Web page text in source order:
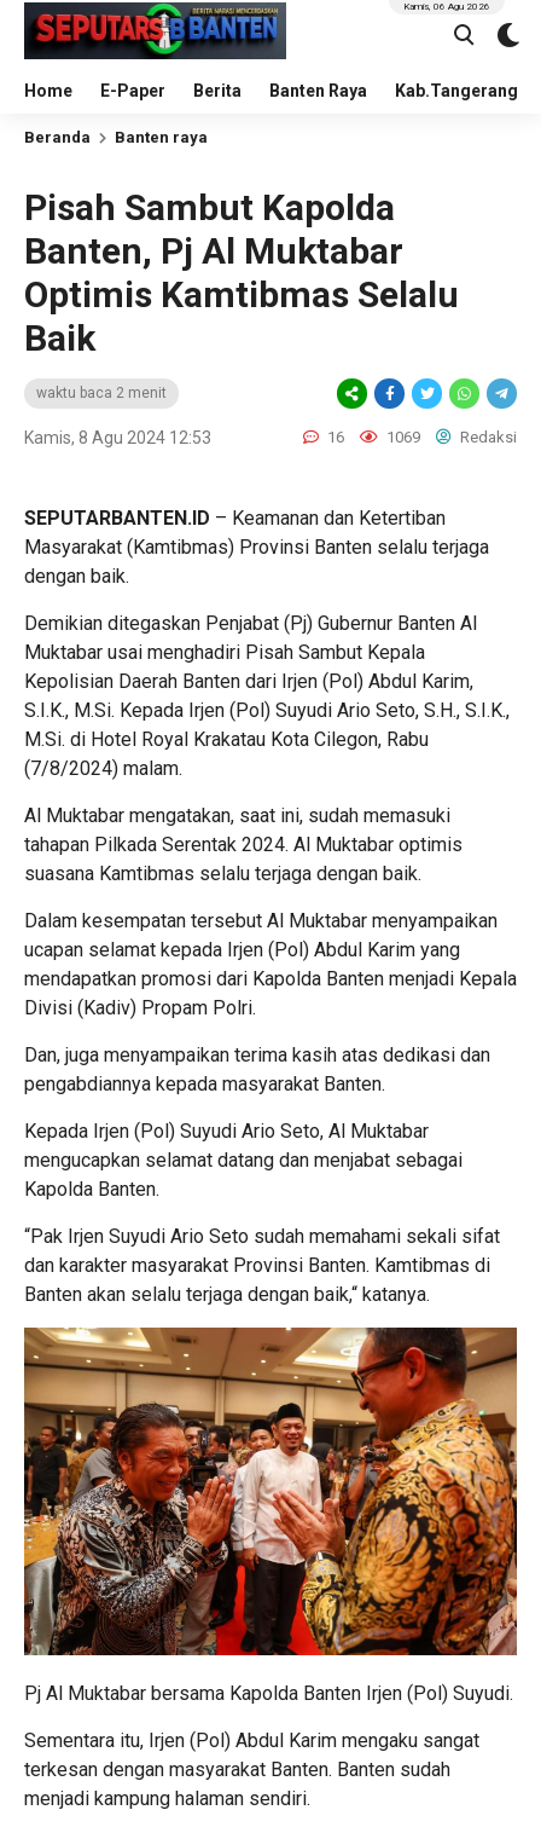
Home E-Paper Berita Banten Raya Kab.Tangerang
Kamis, 06 Agu 2026
Beranda Banten raya
Pisah Sambut Kapolda
Banten, Pj Al Muktabar
Optimis Kamtibmas Selalu
Baik
waktu baca 2 menit
Kamis, 8 Agu 2024 12:53 16 1069 Redaksi
SEPUTARBANTEN.ID – Keamanan dan Ketertiban
Masyarakat (Kamtibmas) Provinsi Banten selalu terjaga
dengan baik.
Demikian ditegaskan Penjabat (Pj) Gubernur Banten Al
Muktabar usai menghadiri Pisah Sambut Kepala
Kepolisian Daerah Banten dari Irjen (Pol) Abdul Karim,
S.I.K., M.Si. Kepada Irjen (Pol) Suyudi Ario Seto, S.H., S.I.K.,
M.Si. di Hotel Royal Krakatau Kota Cilegon, Rabu
(7/8/2024) malam.
Al Muktabar mengatakan, saat ini, sudah memasuki
tahapan Pilkada Serentak 2024. Al Muktabar optimis
suasana Kamtibmas selalu terjaga dengan baik.
Dalam kesempatan tersebut Al Muktabar menyampaikan
ucapan selamat kepada Irjen (Pol) Abdul Karim yang
mendapatkan promosi dari Kapolda Banten menjadi Kepala
Divisi (Kadiv) Propam Polri.
Dan, juga menyampaikan terima kasih atas dedikasi dan
pengabdiannya kepada masyarakat Banten.
Kepada Irjen (Pol) Suyudi Ario Seto, Al Muktabar
mengucapkan selamat datang dan menjabat sebagai
Kapolda Banten.
“Pak Irjen Suyudi Ario Seto sudah memahami sekali sifat
dan karakter masyarakat Provinsi Banten. Kamtibmas di
Banten akan selalu terjaga dengan baik,“ katanya.
Pj Al Muktabar bersama Kapolda Banten Irjen (Pol) Suyudi.
Sementara itu, Irjen (Pol) Abdul Karim mengaku sangat
terkesan dengan masyarakat Banten. Banten sudah
menjadi kampung halaman sendiri.